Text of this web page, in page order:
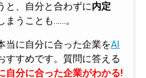
と、自分と合わずに内定
まうことも……。
当に自分に合った企業をAI
すすめです。質問に答える
自分に合った企業がわかる!